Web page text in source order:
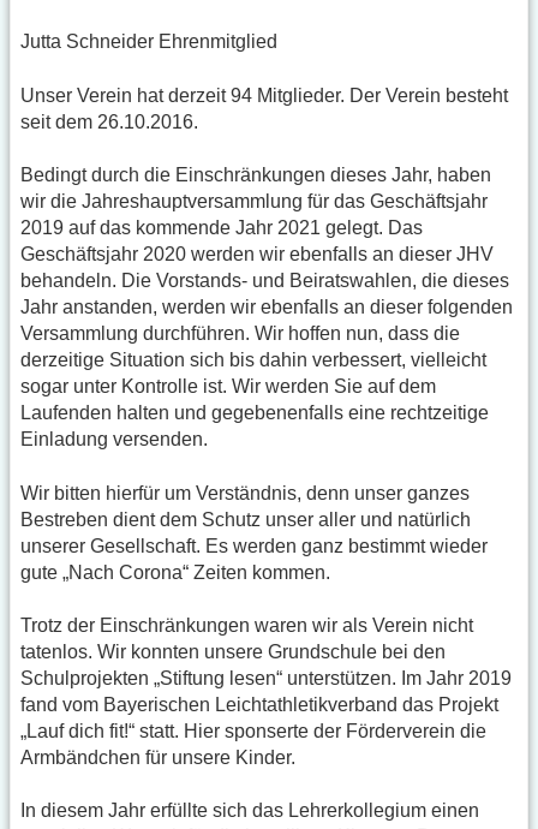
Jutta Schneider Ehrenmitglied
Unser Verein hat derzeit 94 Mitglieder. Der Verein besteht
seit dem 26.10.2016.
Bedingt durch die Einschränkungen dieses Jahr, haben
wir die Jahreshauptversammlung für das Geschäftsjahr
2019 auf das kommende Jahr 2021 gelegt. Das
Geschäftsjahr 2020 werden wir ebenfalls an dieser JHV
behandeln. Die Vorstands- und Beiratswahlen, die dieses
Jahr anstanden, werden wir ebenfalls an dieser folgenden
Versammlung durchführen. Wir hoffen nun, dass die
derzeitige Situation sich bis dahin verbessert, vielleicht
sogar unter Kontrolle ist. Wir werden Sie auf dem
Laufenden halten und gegebenenfalls eine rechtzeitige
Einladung versenden.
Wir bitten hierfür um Verständnis, denn unser ganzes
Bestreben dient dem Schutz unser aller und natürlich
unserer Gesellschaft. Es werden ganz bestimmt wieder
gute „Nach Corona“ Zeiten kommen.
Trotz der Einschränkungen waren wir als Verein nicht
tatenlos. Wir konnten unsere Grundschule bei den
Schulprojekten „Stiftung lesen“ unterstützen. Im Jahr 2019
fand vom Bayerischen Leichtathletikverband das Projekt
„Lauf dich fit!“ statt. Hier sponserte der Förderverein die
Armbändchen für unsere Kinder.
In diesem Jahr erfüllte sich das Lehrerkollegium einen